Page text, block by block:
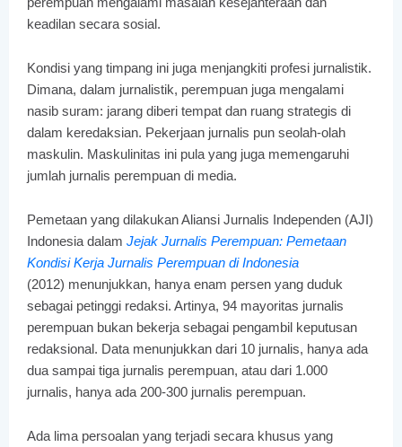
keadilan secara sosial.
Kondisi yang timpang ini juga menjangkiti profesi jurnalistik.
Dimana, dalam jurnalistik, perempuan juga mengalami
nasib suram: jarang diberi tempat dan ruang strategis di
dalam keredaksian. Pekerjaan jurnalis pun seolah-olah
maskulin. Maskulinitas ini pula yang juga memengaruhi
jumlah jurnalis perempuan di media.
Pemetaan yang dilakukan Aliansi Jurnalis Independen (AJI)
Indonesia dalam Jejak Jurnalis Perempuan: Pemetaan
Kondisi Kerja Jurnalis Perempuan di Indonesia
(2012) menunjukkan, hanya enam persen yang duduk
sebagai petinggi redaksi. Artinya, 94 mayoritas jurnalis
perempuan bukan bekerja sebagai pengambil keputusan
redaksional. Data menunjukkan dari 10 jurnalis, hanya ada
dua sampai tiga jurnalis perempuan, atau dari 1.000
jurnalis, hanya ada 200-300 jurnalis perempuan.
Ada lima persoalan yang terjadi secara khusus yang